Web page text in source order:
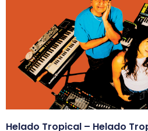
Helado Tropical – Helado